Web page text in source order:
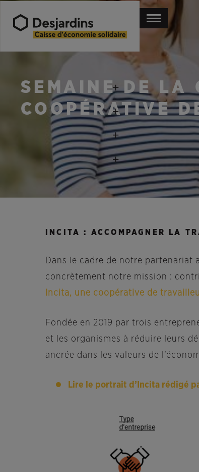
SEMAINE DE LA
COOPÉRATIVE
INCITA : ACCOMPAGNER LA
Dans le cadre de notre partenariat
concrètement notre mission :
Incita, une coopérative de
Fondée en 2019 par trois
et les organismes à réduire leurs
ancrée dans les valeurs de
Lire le portrait d’Incita rédigé